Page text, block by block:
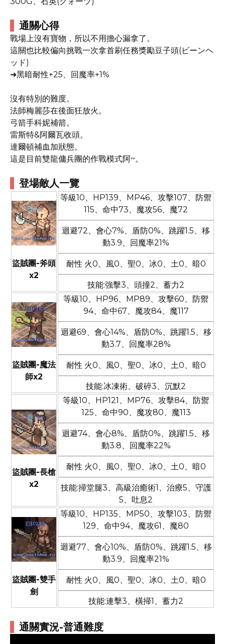
通關心得
戰場上沒有寶物，所以不用擔心漏拿了。
這關也比較偏向挑戰一次拿首刷任務獎勵豆子頭(ビーンヘ
ッド)
➜黑暗耐性+25、回魔率+1%
沒有特別的難度。
法師梅麗莎在後面狂放火。
弓箭手科妮補箭。
雷斯特&阿爾瓦收頭。
達爾頓補血加狀態。
這是目前雙龍傭兵團的作戰模式阿~。
登場敵人一覽
盜賊團-斧頭
x2
等級10、HP139、MP46、攻擊107、防禦
115、命中73、魔攻56、魔72
迴避72、會心7%、盾防0%、跳躍1.5、移
動3.9、回魔率21%
耐性 火0、風0、聖0、冰0、土0、暗0
技能:強擊3、頭撞2、蓄力2
盜賊團-魔法
師x2
等級10、HP96、MP89、攻擊60、防禦
94、命中67、魔攻84、魔117
迴避69、會心14%、盾防0%、跳躍1.5、移
動3.7、回魔率28%
耐性 火0、風0、聖0、冰0、土0、暗0
技能:冰凍術、破碎3、沉默2
盜賊團-長槍
x2
等級10、HP121、MP76、攻擊84、防禦
125、命中90、魔攻80、魔113
迴避74、會心8%、盾防0%、跳躍1.5、移
動3.8、回魔率22%
耐性 火0、風0、聖0、冰0、土0、暗0
技能:掃堂腿3、高級治癒術1、治療5、守護
5、吐息2
盜賊團-雙手
劍
等級10、HP135、MP50、攻擊103、防禦
129、命中94、魔攻61、魔80
迴避77、會心10%、盾防0%、跳躍1.5、移
動3.9、回魔率21%
耐性 火0、風0、聖0、冰0、土0、暗0
技能:連擊3、橫掃1、蓄力2
通關實況-普通難度